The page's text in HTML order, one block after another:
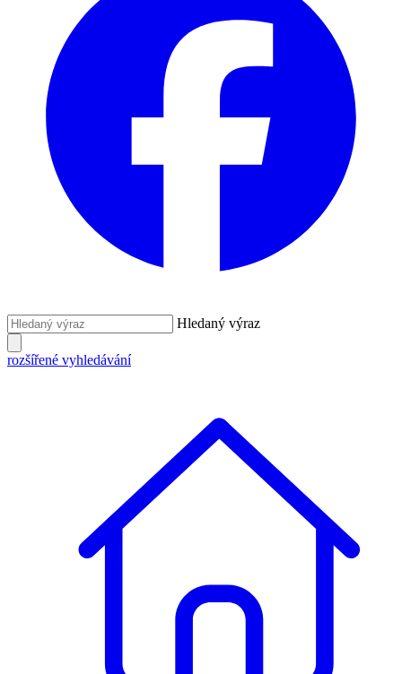
Hledaný výraz
rozšířené vyhledávání